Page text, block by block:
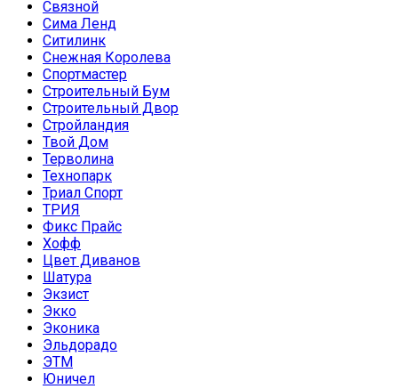
Связной
Сима Ленд
Ситилинк
Снежная Королева
Спортмастер
Строительный Бум
Строительный Двор
Стройландия
Твой Дом
Терволина
Технопарк
Триал Спорт
ТРИЯ
Фикс Прайс
Хофф
Цвет Диванов
Шатура
Экзист
Экко
Эконика
Эльдорадо
ЭТМ
Юничел